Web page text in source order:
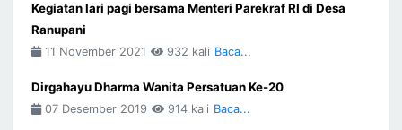
Kegiatan lari pagi bersama Menteri Parekraf RI di Desa
Ranupani
11 November 2021 932 kali Baca...
Dirgahayu Dharma Wanita Persatuan Ke-20
07 Desember 2019 914 kali Baca...